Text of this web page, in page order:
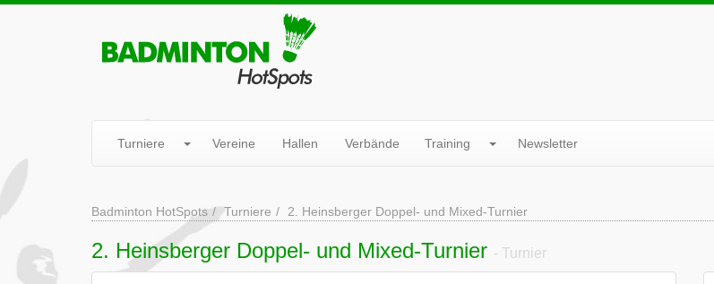
Turniere Vereine Hallen Verbände Training Newsletter
Badminton HotSpots Turniere 2. Heinsberger Doppel- und Mixed-Turnier
2. Heinsberger Doppel- und Mixed-Turnier - Turnier